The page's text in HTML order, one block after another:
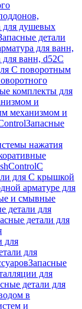
для душевых
детали
для ванн,
для ванн, d52С
С поворотным
комплекты для
и
механизмом и
Запасные
нажатия
С
для С крышкой
арматуре для
и смывные
детали для
детали для
для
для
Запасные
для
детали для
в
и